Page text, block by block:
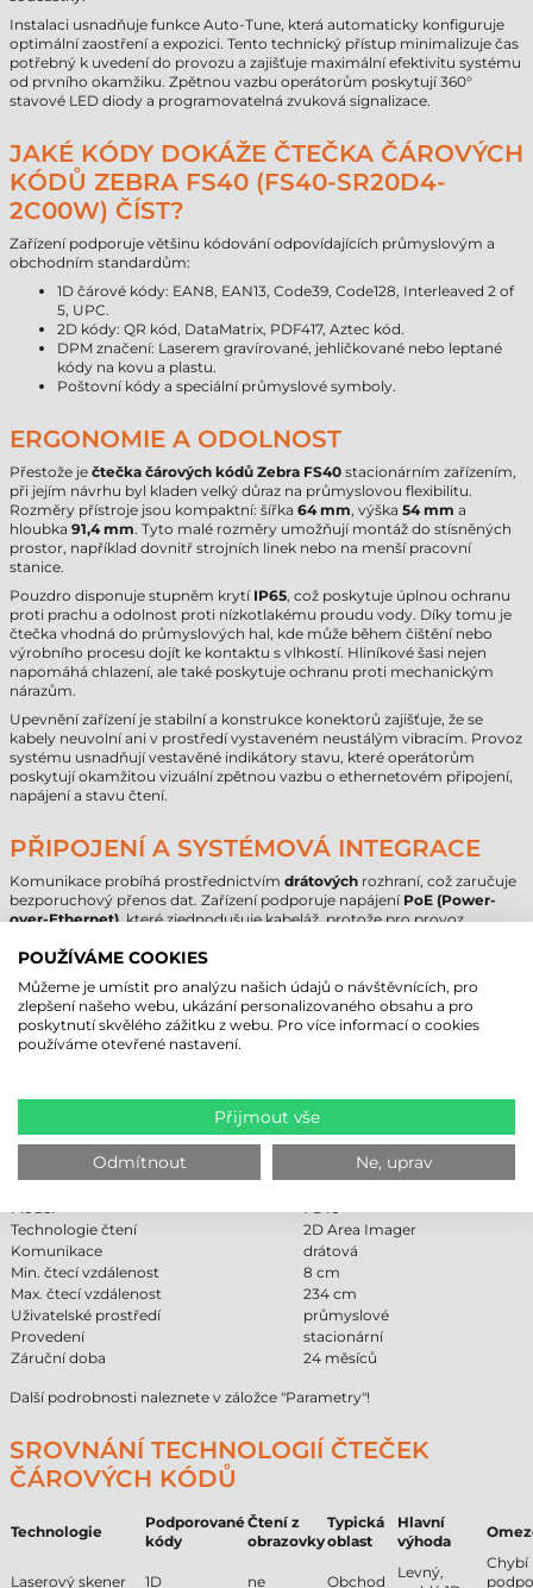
Instalaci usnadňuje funkce Auto-Tune, která automaticky konfiguruje
optimální zaostření a expozici. Tento technický přístup minimalizuje čas
potřebný k uvedení do provozu a zajišťuje maximální efektivitu systému
od prvního okamžiku. Zpětnou vazbu operátorům poskytují 360°
stavové LED diody a programovatelná zvuková signalizace.
JAKÉ KÓDY DOKÁŽE ČTEČKA ČÁROVÝCH
KÓDŮ ZEBRA FS40 (FS40-SR20D4-
2C00W) ČÍST?
Zařízení podporuje většinu kódování odpovídajících průmyslovým a
obchodním standardům:
1D čárové kódy: EAN8, EAN13, Code39, Code128, Interleaved 2 of
5, UPC.
2D kódy: QR kód, DataMatrix, PDF417, Aztec kód.
DPM značení: Laserem gravírované, jehličkované nebo leptané
kódy na kovu a plastu.
Poštovní kódy a speciální průmyslové symboly.
ERGONOMIE A ODOLNOST
Přestože je čtečka čárových kódů Zebra FS40 stacionárním zařízením,
při jejím návrhu byl kladen velký důraz na průmyslovou flexibilitu.
Rozměry přístroje jsou kompaktní: šířka 64 mm, výška 54 mm a
hloubka 91,4 mm. Tyto malé rozměry umožňují montáž do stísněných
prostor, například dovnitř strojních linek nebo na menší pracovní
stanice.
Pouzdro disponuje stupněm krytí IP65, což poskytuje úplnou ochranu
proti prachu a odolnost proti nízkotlakému proudu vody. Díky tomu je
čtečka vhodná do průmyslových hal, kde může během čištění nebo
výrobního procesu dojít ke kontaktu s vlhkostí. Hliníkové šasi nejen
napomáhá chlazení, ale také poskytuje ochranu proti mechanickým
nárazům.
Upevnění zařízení je stabilní a konstrukce konektorů zajišťuje, že se
kabely neuvolní ani v prostředí vystaveném neustálým vibracím. Provoz
systému usnadňují vestavěné indikátory stavu, které operátorům
poskytují okamžitou vizuální zpětnou vazbu o ethernetovém připojení,
napájení a stavu čtení.
PŘIPOJENÍ A SYSTÉMOVÁ INTEGRACE
Komunikace probíhá prostřednictvím drátových rozhraní, což zaručuje
bezporuchový přenos dat. Zařízení podporuje napájení PoE (Power-
over-Ethernet), které zjednodušuje kabeláž, protože pro provoz
připojení dalších periferií nebo externích úložných zařízení.
Integraci napomáhají programovatelné I/O porty, díky nimž může
skener přímo komunikovat s PLC nebo jinými průmyslovými řídicími
systémy. Softwarová platforma Zebra Aurora poskytuje jednotné
rozhraní pro všechny stacionární průmyslové skenery Zebra, takže
ČTEČKA ČÁROVÝCH KÓDŮ ZEBRA FS40 -
TECHNICKÉ PARAMETRY
Model
FS40
Technologie čtení
2D Area Imager
Komunikace
drátová
Min. čtecí vzdálenost
8 cm
Max. čtecí vzdálenost
234 cm
Uživatelské prostředí
průmyslové
Provedení
stacionární
Záruční doba
24 měsíců
Další podrobnosti naleznete v záložce "Parametry"!
SROVNÁNÍ TECHNOLOGIÍ ČTEČEK
ČÁROVÝCH KÓDŮ
Technologie
Podporované
kódy
Čtení z
obrazovky
Typická
oblast
Hlavní
výhoda
Laserový skener 1D ne Obchod
Levný,
Chybí
POUŽÍVÁME COOKIES
Můžeme je umístit pro analýzu našich údajů o návštěvnících, pro
zlepšení našeho webu, ukázání personalizovaného obsahu a pro
poskytnutí skvělého zážitku z webu. Pro více informací o cookies
používáme otevřené nastavení.
Přijmout vše
Odmítnout Ne, uprav